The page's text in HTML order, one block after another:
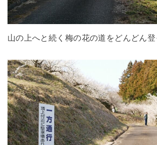
山の上へと続く梅の花の道をどんどん